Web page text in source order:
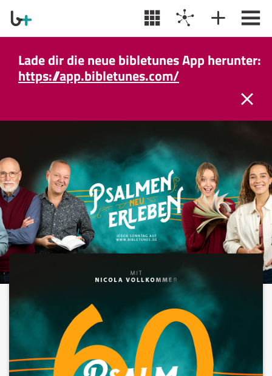
Lade dir die neue bibletunes App herunter:
https://app.bibletunes.com/